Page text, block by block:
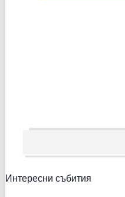
Интересни събития